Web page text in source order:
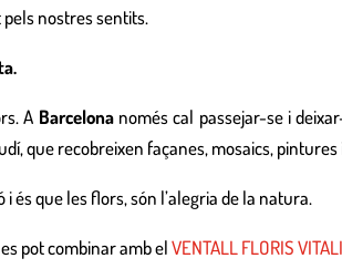
nostres sentits.
A Barcelonanomés cal passejar-se i
que recobreixen façanes, mosaics,
és que les flors, són l’alegria de la natura.
pot combinar amb elVENTALL FLORIS